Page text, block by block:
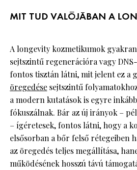
MIT TUD VALÓJÁBAN A
A longevity kozmetikumok
sejtszintű regenerációra vagy
fontos tisztán látni, mit jelent ez a
öregedése sejtszintű
a modern kutatások is egyre
fókuszálnak. Bár az új irányok –
– ígéretesek, fontos látni, hogy a
elsősorban a bőr felső rétegeiben
az öregedés teljes megállítása,
működésének hosszú távú